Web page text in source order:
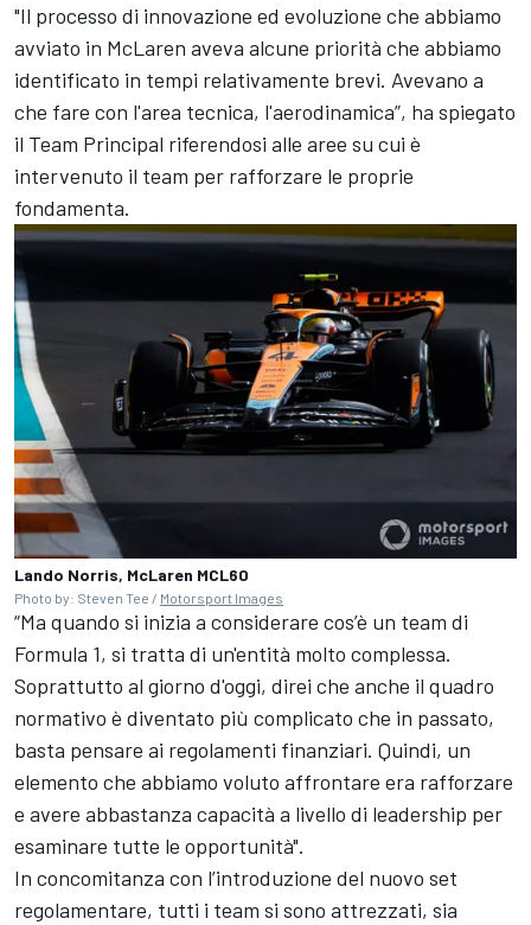
"Il processo di innovazione ed evoluzione che abbiamo
avviato in McLaren aveva alcune priorità che abbiamo
identificato in tempi relativamente brevi. Avevano a
che fare con l'area tecnica, l'aerodinamica”, ha spiegato
il Team Principal riferendosi alle aree su cui è
intervenuto il team per rafforzare le proprie
fondamenta.
Lando Norris, McLaren MCL60
Photo by: Steven Tee / Motorsport Images
“Ma quando si inizia a considerare cos’è un team di
Formula 1, si tratta di un'entità molto complessa.
Soprattutto al giorno d'oggi, direi che anche il quadro
normativo è diventato più complicato che in passato,
basta pensare ai regolamenti finanziari. Quindi, un
elemento che abbiamo voluto affrontare era rafforzare
e avere abbastanza capacità a livello di leadership per
esaminare tutte le opportunità".
In concomitanza con l’introduzione del nuovo set
regolamentare, tutti i team si sono attrezzati, sia